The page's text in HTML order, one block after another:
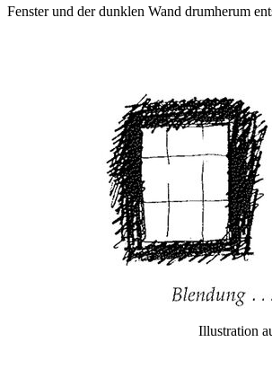
Fenster und der dunklen Wand drumherum
Illustration